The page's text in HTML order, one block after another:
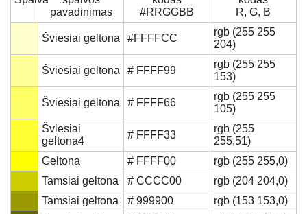
pavadinimas
#RRGGBB
R, G, B
Šviesiai geltona #FFFFCC
rgb (255 255
204)
Šviesiai geltona # FFFF99
rgb (255 255
153)
Šviesiai geltona # FFFF66
rgb (255 255
105)
Šviesiai
geltona4
# FFFF33
rgb (255
255,51)
Geltona
# FFFF00
rgb (255 255,0)
Tamsiai geltona
# CCCC00
rgb (204 204,0)
Tamsiai geltona
# 999900
rgb (153 153,0)